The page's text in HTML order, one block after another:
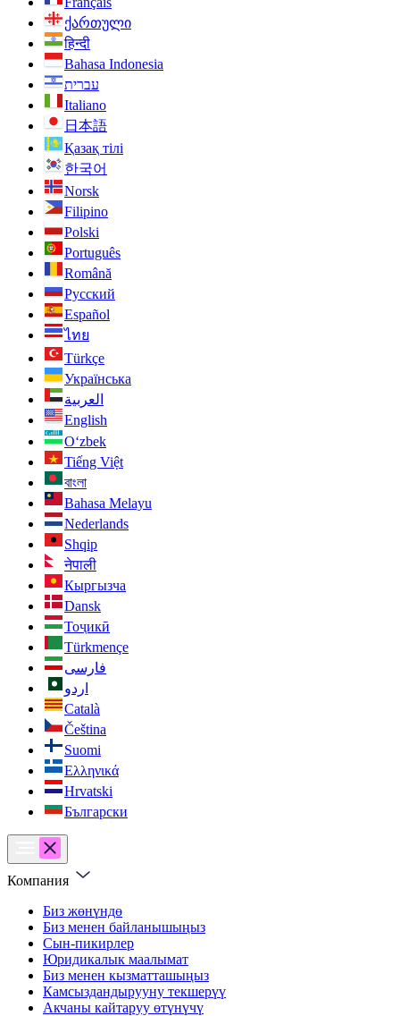
ქართული
हिन्दी
Bahasa Indonesia
עברית
Italiano
日本語
Қазақ тілі
한국어
Norsk
Filipino
Polski
Português
Română
Русский
Español
ไทย
Türkçe
Українська
العربية
English
O‘zbek
Tiếng Việt
বাংলা
Bahasa Melayu
Nederlands
Shqip
नेपाली
Кыргызча
Dansk
Тоҷикӣ
Türkmençe
فارسی
اردو
Català
Čeština
Suomi
Ελληνικά
Hrvatski
Български
Компания
Биз жөнүндө
Биз менен байланышыңыз
Сын-пикирлер
Юридикалык маалымат
Биз менен кызматташыңыз
Камсыздандырууну текшерүү
Акчаны кайтаруу өтүнүчү